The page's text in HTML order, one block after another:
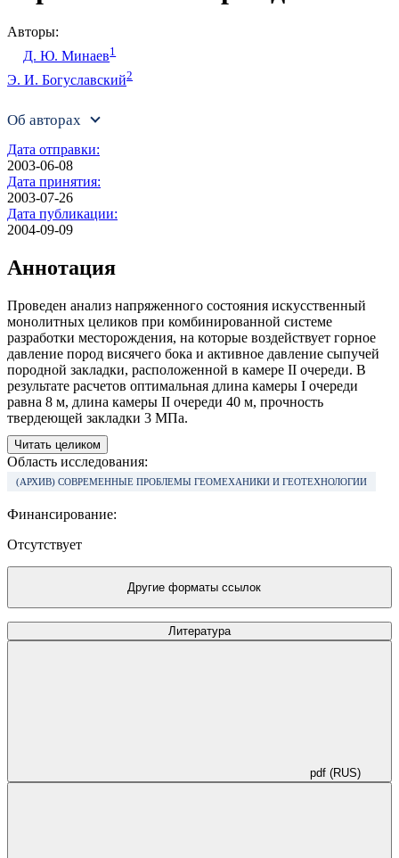
Авторы:
Д. Ю. Минаев1
Э. И. Богуславский2
Об авторах
Дата отправки:
2003-06-08
Дата принятия:
2003-07-26
Дата публикации:
2004-09-09
Аннотация
Проведен анализ напряженного состояния искусственный
монолитных целиков при комбинированной системе
разработки месторождения, на которые воздействует горное
давление пород висячего бока и активное давление сыпучей
породной закладки, расположенной в камере II очереди. В
результате расчетов оптимальная длина камеры I очереди
равна 8 м, длина камеры II очереди 40 м, прочность
твердеющей закладки 3 МПа.
Читать целиком
Область исследования:
(АРХИВ) СОВРЕМЕННЫЕ ПРОБЛЕМЫ ГЕОМЕХАНИКИ И ГЕОТЕХНОЛОГИИ
Финансирование:
Отсутствует
Другие форматы ссылок
Литература
pdf (RUS)